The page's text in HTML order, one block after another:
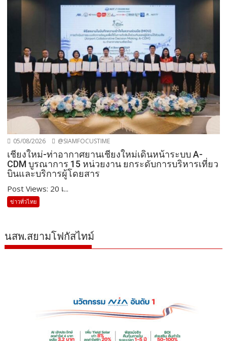
05/08/2026 @SIAMFOCUSTIME
เชียงใหม่-ท่าอากาศยานเชียงใหม่เดินหน้าระบบ A-
CDM บูรณาการ 15 หน่วยงาน ยกระดับการบริหารเที่ยว
บินและบริการผู้โดยสาร
Post Views: 20 เ...
ข่าวทั่วไทย
นสพ.สยามโฟกัสไทม์